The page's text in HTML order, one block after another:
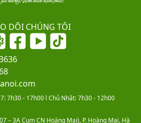
DÕI CHÚNG TÔI
7h30 - 17h00 l Chủ Nhật: 7h30 - 12h00
– 3A Cụm CN Hoàng Mai), P. Hoàng Mai, Hà